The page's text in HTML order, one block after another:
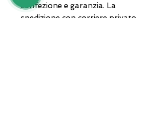
confezione e garanzia. La
spedizione con corriere privato.